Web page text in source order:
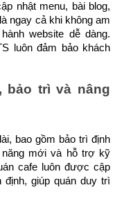
nhật menu, bài blog,
ngay cả khi không am
website dễ dàng.
luôn đảm bảo khách
bảo trì và nâng
bao gồm bảo trì định
năng mới và hỗ trợ kỹ
cafe luôn được cập
định, giúp quán duy trì